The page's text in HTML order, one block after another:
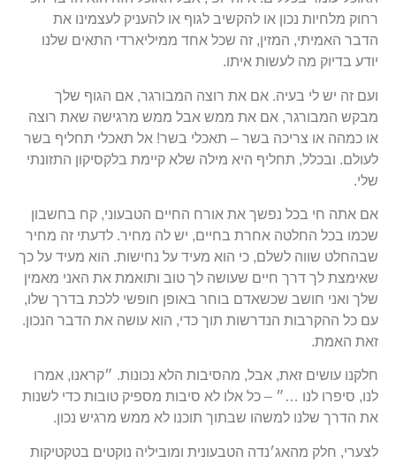
רחוק מלחיות נכון או להקשיב לגוף או להעניק לעצמינו את
הדבר האמיתי, המזין, זה שכל אחד ממיליארדי התאים שלנו
יודע בדיוק מה לעשות איתו.
ועם זה יש לי בעיה. אם את רוצה המבורגר, אם הגוף שלך
מבקש המבורגר, אם את ממש אבל ממש מרגישה שאת רוצה
או כמהה או צריכה בשר – תאכלי בשר! אל תאכלי תחליף בשר
לעולם. ובכלל, תחליף היא מילה שלא קיימת בלקסיקון התזונתי
שלי.
אם אתה חי בכל נפשך את אורח החיים הטבעוני, קח בחשבון
שכמו בכל החלטה אחרת בחיים, יש לה מחיר. לדעתי זה מחיר
שבהחלט שווה לשלם, כי הוא מעיד על נחישות. הוא מעיד על כך
שאימצת לך דרך חיים שעושה לך טוב ותואמת את האני מאמין
שלך ואני חושב שכשאדם בוחר באופן חופשי ללכת בדרך שלו,
עם כל ההקרבות הנדרשות תוך כדי, הוא עושה את הדבר הנכון.
זאת האמת.
חלקנו עושים זאת, אבל, מהסיבות הלא נכונות. ״קראנו, אמרו
לנו, סיפרו לנו …״ – כל אלו לא סיבות מספיק טובות כדי לשנות
את הדרך שלנו למשהו שבתוך תוכנו לא ממש מרגיש נכון.
לצערי, חלק מהאג׳נדה הטבעונית ומוביליה נוקטים בטקטיקות